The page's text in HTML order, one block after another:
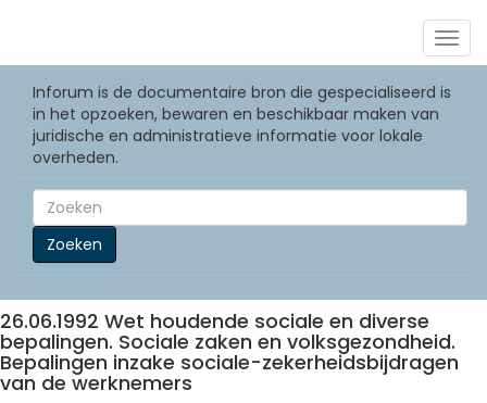
Inforum is de documentaire bron die gespecialiseerd is
in het opzoeken, bewaren en beschikbaar maken van
juridische en administratieve informatie voor lokale
overheden.
Zoeken
26.06.1992 Wet houdende sociale en diverse
bepalingen. Sociale zaken en volksgezondheid.
Bepalingen inzake sociale-zekerheidsbijdragen
van de werknemers